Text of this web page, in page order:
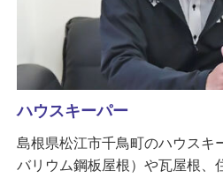
ハウスキーパー
島根県松江市千鳥町のハウスキ
バリウム鋼板屋根）や瓦屋根、